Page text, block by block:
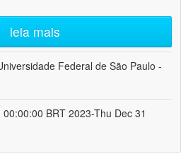
leia mais
Federal de São Paulo -
BRT 2023-Thu Dec 31